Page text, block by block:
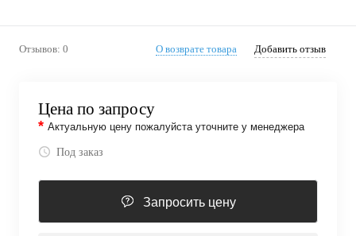
Отзывов: 0 О возврате товара Добавить отзыв
Цена по запросу
* Актуальную цену пожалуйста уточните у менеджера
Под заказ
Запросить цену